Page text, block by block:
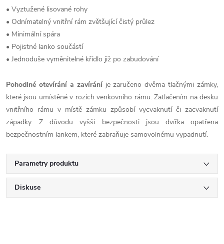
• Vyztužené lisované rohy
• Odnímatelný vnitřní rám zvětšující čistý průlez
• Minimální spára
• Pojistné lanko součástí
• Jednoduše vyměnitelné křídlo již po zabudování
Pohodlné otevírání a zavíráníje zaručeno dvěma tlačnými zámky,
které jsou umístěné v rozích venkovního rámu. Zatlačením na desku
vnitřního rámu v místě zámku způsobí vycvaknutí či zacvaknutí
západky. Z důvodu vyšší bezpečnosti jsou dvířka opatřena
bezpečnostním lankem, které zabraňuje samovolnému vypadnutí.
Parametry produktu
Diskuse